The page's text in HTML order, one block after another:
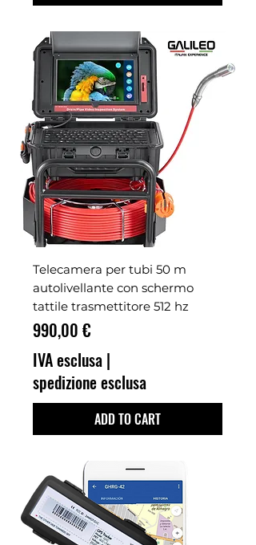
Telecamera per tubi 50 m
autolivellante con schermo
tattile trasmettitore 512 hz
Prezzo
990,00 €
IVA esclusa |
spedizione esclusa
ADD TO CART